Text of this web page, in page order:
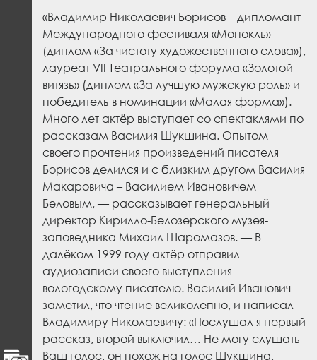
«Владимир Николаевич Борисов – дипломант
Международного фестиваля «Монокль»
(диплом «За чистоту художественного слова»),
лауреат VII Театрального форума «Золотой
витязь» (диплом «За лучшую мужскую роль» и
победитель в номинации «Малая форма»).
Много лет актёр выступает со спектаклями по
рассказам Василия Шукшина. Опытом
своего прочтения произведений писателя
Борисов делился и с близким другом Василия
Макаровича – Василием Ивановичем
Беловым, — рассказывает генеральный
директор Кирилло-Белозерского музея-
заповедника Михаил Шаромазов. — В
далёком 1999 году актёр отправил
аудиозаписи своего выступления
вологодскому писателю. Василий Иванович
заметил, что чтение великолепно, и написал
Владимиру Николаевичу: «Послушал я первый
рассказ, второй выключил… Не могу слушать
Ваш голос, он похож на голос Шукшина,